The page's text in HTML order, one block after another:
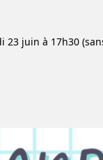
juin à 17h30